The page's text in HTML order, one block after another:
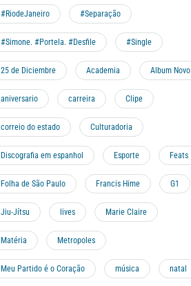
#RiodeJaneiro #Separação
#Simone. #Portela. #Desfile #Single
25 de Diciembre Academia Album Novo
aniversario carreira Clipe
correio do estado Culturadoria
Discografia em espanhol Esporte Feats
Folha de São Paulo Francis Hime G1
Jiu-Jítsu lives Marie Claire
Matéria Metropoles
Meu Partido é o Coração música natal